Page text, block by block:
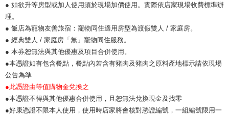
● 如欲升等房型或加人使用須於現場加價使用。實際依店家現場收費標準辦
理。
● 飯店為寵物友善旅宿：寵物同住適用房型為渡假雙人 / 家庭房。
● 經典雙人 / 家庭房「無」寵物同住服務。
● 本券恕無法與其他優惠及項目合併使用。
●本憑證如有包含餐點，餐點內若含有豬肉及豬肉之原料產地標示請依現場
公告為準
●此憑證由等值購物金兌換之
●本憑證不得與其他優惠合併使用，且恕無法兌換現金及找零
●好康憑證不限本人使用，使用時店家將會核對憑證編號，一組編號限用一